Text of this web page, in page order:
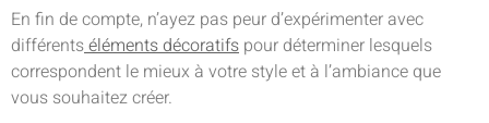
En fin de compte, n’ayez pas peur d’expérimenter avec
différentséléments décoratifs pour déterminer lesquels
correspondent le mieux à votre style et à l’ambiance que
vous souhaitez créer.